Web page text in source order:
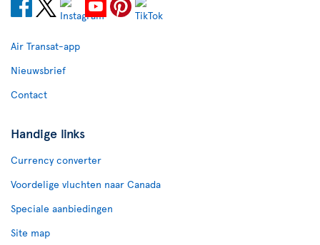
Air Transat-app
Nieuwsbrief
Contact
Handige links
Currency converter
Voordelige vluchten naar Canada
Speciale aanbiedingen
Site map